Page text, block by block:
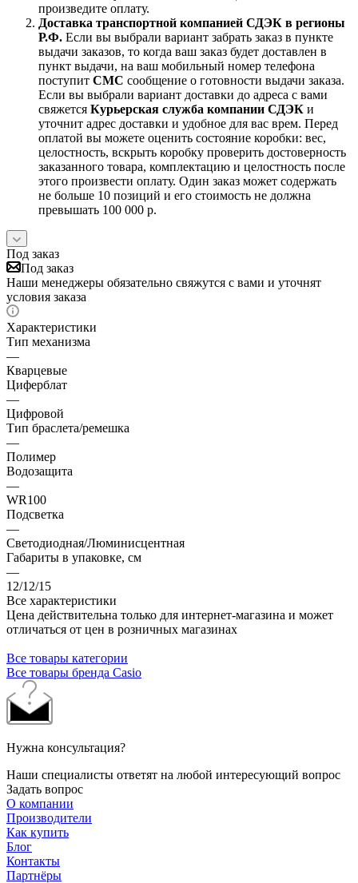
произведите оплату.
Доставка транспортной компанией СДЭК в регионы
Р.Ф. Если вы выбрали вариант забрать заказ в пункте
выдачи заказов, то когда ваш заказ будет доставлен в
пункт выдачи, на ваш мобильный номер телефона
поступит СМС сообщение о готовности выдачи заказа.
Если вы выбрали вариант доставки до адреса с вами
свяжется Курьерская служба компании СДЭК и
уточнит адрес доставки и удобное для вас врем. Перед
оплатой вы можете оценить состояние коробки: вес,
целостность, вскрыть коробку проверить достоверность
заказанного товара, комплектацию и целостность после
этого произвести оплату. Один заказ может содержать
не больше 10 позиций и его стоимость не должна
превышать 100 000 р.
Под заказ
Под заказ
Наши менеджеры обязательно свяжутся с вами и уточнят
условия заказа
Характеристики
Тип механизма
—
Кварцевые
Циферблат
—
Цифровой
Тип браслета/ремешка
—
Полимер
Водозащита
—
WR100
Подсветка
—
Светодиодная/Люминисцентная
Габариты в упаковке, см
—
12/12/15
Все характеристики
Цена действительна только для интернет-магазина и может
отличаться от цен в розничных магазинах
Все товары категории
Все товары бренда Casio
Нужна консультация?
Наши специалисты ответят на любой интересующий вопрос
Задать вопрос
О компании
Производители
Как купить
Блог
Контакты
Партнёры